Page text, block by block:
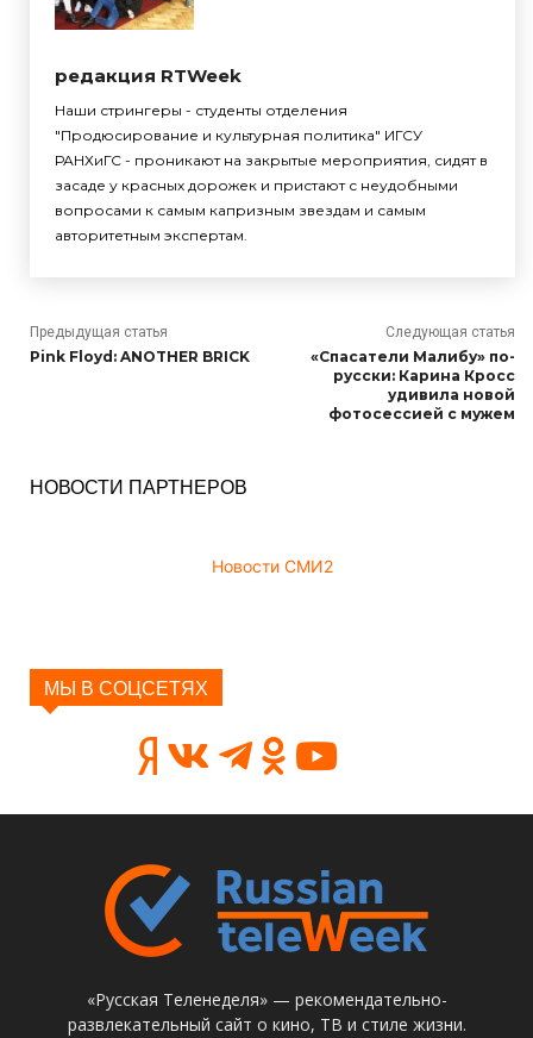
редакция RTWeek
Наши стрингеры - студенты отделения
"Продюсирование и культурная политика" ИГСУ
РАНХиГС - проникают на закрытые мероприятия, сидят в
засаде у красных дорожек и пристают с неудобными
вопросами к самым капризным звездам и самым
авторитетным экспертам.
Предыдущая статья
Pink Floyd: ANOTHER BRICK
Следующая статья
«Спасатели Малибу» по-
русски: Карина Кросс
удивила новой
фотосессией с мужем
НОВОСТИ ПАРТНЕРОВ
Новости СМИ2
МЫ В СОЦСЕТЯХ
«Русская Теленеделя» — рекомендательно-
развлекательный сайт о кино, ТВ и стиле жизни.